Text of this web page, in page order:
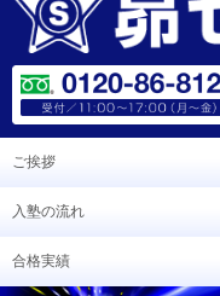
ご挨拶
入塾の流れ
合格実績